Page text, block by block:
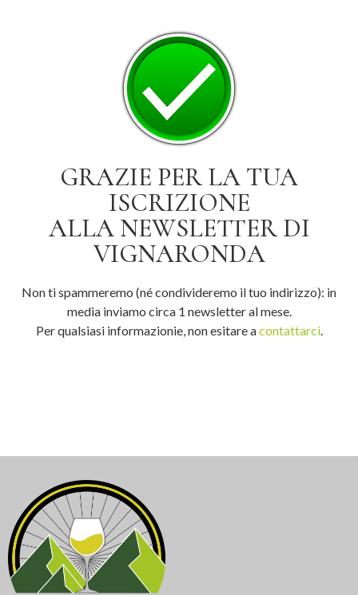
GRAZIE PER LA TUA
ISCRIZIONE
ALLA NEWSLETTER DI
VIGNARONDA
Non ti spammeremo (né condivideremo il tuo indirizzo): in
media inviamo circa 1 newsletter al mese.
Per qualsiasi informazionie, non esitare acontattarci.